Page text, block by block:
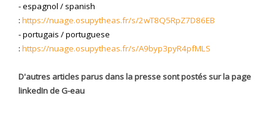
DOCTORAL TRAINING
THESES IN PROGRESS
MOOC
METHODS AND TOOLS
- espagnol / spanish
: https://nuage.osupytheas.fr/s/2wT8Q5RpZ7D86EB
- portugais / portuguese
: https://nuage.osupytheas.fr/s/A9byp3pyR4pfMLS
D'autres articles parus dans la presse sont postés sur la page
linkedIn de G-eau